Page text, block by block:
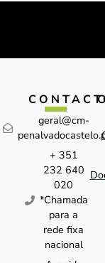
geral@cm-
+ 351
232 640
020
*Chamada
para a
rede fixa
nacional